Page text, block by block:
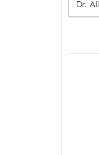
Dr.